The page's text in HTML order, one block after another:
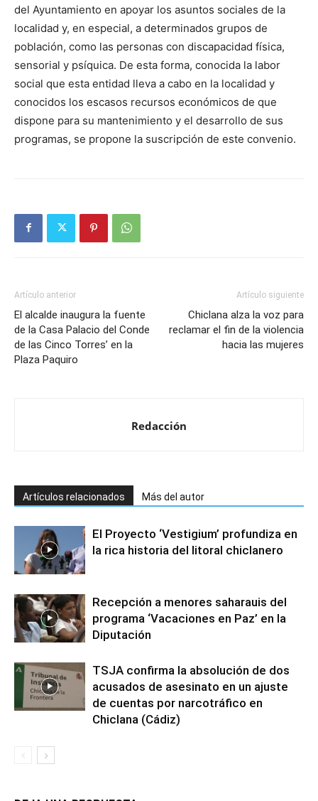
del Ayuntamiento en apoyar los asuntos sociales de la
localidad y, en especial, a determinados grupos de
población, como las personas con discapacidad física,
sensorial y psíquica. De esta forma, conocida la labor
social que esta entidad lleva a cabo en la localidad y
conocidos los escasos recursos económicos de que
dispone para su mantenimiento y el desarrollo de sus
programas, se propone la suscripción de este convenio.
Artículo anterior
El alcalde inaugura la fuente
de la Casa Palacio del Conde
de las Cinco Torres’ en la
Plaza Paquiro
Artículo siguiente
Chiclana alza la voz para
reclamar el fin de la violencia
hacia las mujeres
Redacción
Artículos relacionados Más del autor
El Proyecto ‘Vestigium’ profundiza en
la rica historia del litoral chiclanero
Recepción a menores saharauis del
programa ‘Vacaciones en Paz’ en la
Diputación
TSJA confirma la absolución de dos
acusados de asesinato en un ajuste
de cuentas por narcotráfico en
Chiclana (Cádiz)